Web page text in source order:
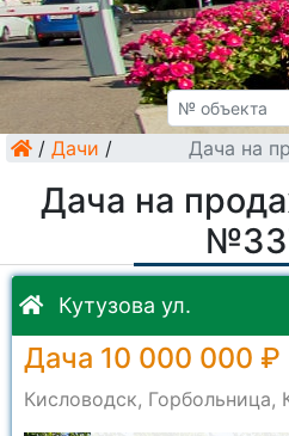
/ Дачи / Дача на
Дача на
Кутузова ул.
Дача 10 000 000 ₽
Кисловодск, Горбольница,